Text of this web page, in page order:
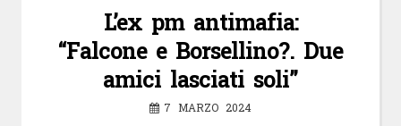
L’ex pm antimafia:
“Falcone e Borsellino?. Due
amici lasciati soli”
7 MARZO 2024